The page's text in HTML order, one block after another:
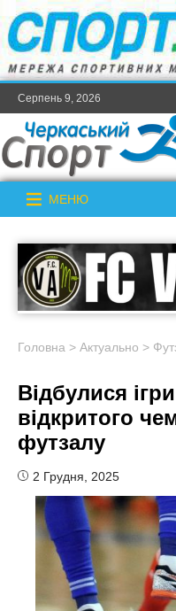
Серпень 9, 2026
МЕНЮ
Головна > Актуально >
Відбулися
відкритого
футзалу
2 Грудня, 2025